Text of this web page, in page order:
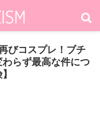
びコスプレ！ブチ
らず最高な件につ